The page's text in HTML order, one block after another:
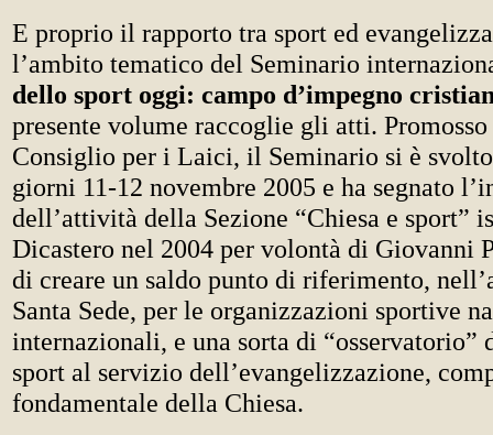
E proprio il rapporto tra sport ed
l’ambito tematico del Seminario
dello sport oggi: campo d’impegno
presente volume raccoglie gli atti.
Consiglio per i Laici, il Seminario si è
giorni 11-12 novembre 2005 e ha segnato
dell’attività della Sezione “Chiesa e sport”
Dicastero nel 2004 per volontà di Giovanni
di creare un saldo punto di riferimento,
Santa Sede, per le organizzazioni sportive
internazionali, e una sorta di “osservatorio”
sport al servizio dell’evangelizzazione,
fondamentale della Chiesa.